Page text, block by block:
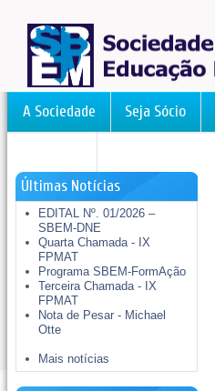
A Sociedade Seja Sócio
Últimas Notícias
EDITAL Nº. 01/2026 –
SBEM-DNE
Quarta Chamada - IX
FPMAT
Programa SBEM-FormAção
Terceira Chamada - IX
FPMAT
Nota de Pesar - Michael
Otte
Mais notícias